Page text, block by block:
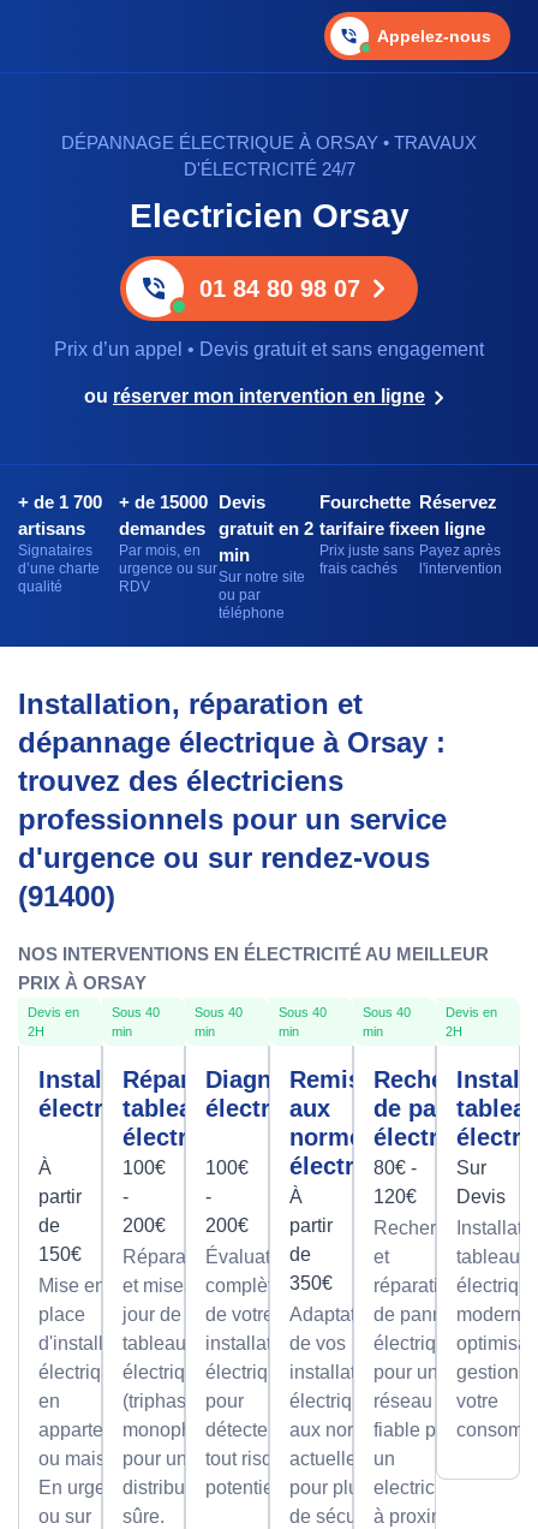
Appelez-nous
DÉPANNAGE ÉLECTRIQUE À ORSAY • TRAVAUX
D'ÉLECTRICITÉ 24/7
Electricien Orsay
01 84 80 98 07
Prix d’un appel • Devis gratuit et sans engagement
ou réserver mon intervention en ligne
+ de 1 700
artisans
Signataires
d’une charte
qualité
+ de 15000
demandes
Par mois, en
urgence ou sur
RDV
Devis
gratuit en 2
min
Sur notre site
ou par
téléphone
Fourchette
tarifaire fixe
Prix juste sans
frais cachés
Réservez
en ligne
Payez après
l'intervention
Installation, réparation et
dépannage électrique à Orsay :
trouvez des électriciens
professionnels pour un service
d'urgence ou sur rendez-vous
(91400)
NOS INTERVENTIONS EN ÉLECTRICITÉ AU MEILLEUR
PRIX À ORSAY
Devis en
2H
Installation
électrique
À
partir
de
150€
Mise en
place
d'installations
électriques
en
appartement
ou maison.
En urgence
ou sur
Sous 40
min
Réparation
tableau
électrique
100€
-
200€
Réparations
et mises à
jour de
tableaux
électriques
(triphasé ou
monophasé)
pour une
distribution
sûre.
Sous 40
min
Diagnostic
électrique
100€
-
200€
Évaluation
complète
de votre
installation
électrique
pour
détecter
tout risque
potentiel.
Sous 40
min
Remise
aux
normes
électrique
À
partir
de
350€
Adaptation
de vos
installations
électriques
aux normes
actuelles
pour plus
de sécurité.
Sous 40
min
Recherche
de panne
électrique
80€ -
120€
Recherche
et
réparation
de pannes
électriques
pour un
réseau
fiable par
un
electricien
à proximité
Devis en
2H
Sur
Devis
tableaux
gestion
votre